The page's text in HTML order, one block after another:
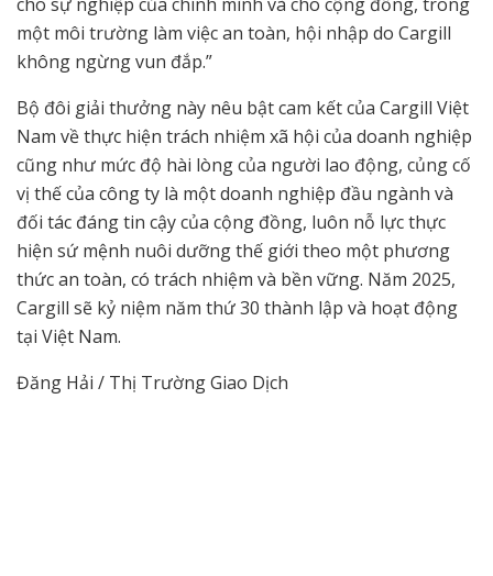
một môi trường làm việc an toàn, hội nhập do Cargill
không ngừng vun đắp.”
Bộ đôi giải thưởng này nêu bật cam kết của Cargill Việt
Nam về thực hiện trách nhiệm xã hội của doanh nghiệp
cũng như mức độ hài lòng của người lao động, củng cố
vị thế của công ty là một doanh nghiệp đầu ngành và
đối tác đáng tin cậy của cộng đồng, luôn nỗ lực thực
hiện sứ mệnh nuôi dưỡng thế giới theo một phương
thức an toàn, có trách nhiệm và bền vững. Năm 2025,
Cargill sẽ kỷ niệm năm thứ 30 thành lập và hoạt động
tại Việt Nam.
Đăng Hải / Thị Trường Giao Dịch